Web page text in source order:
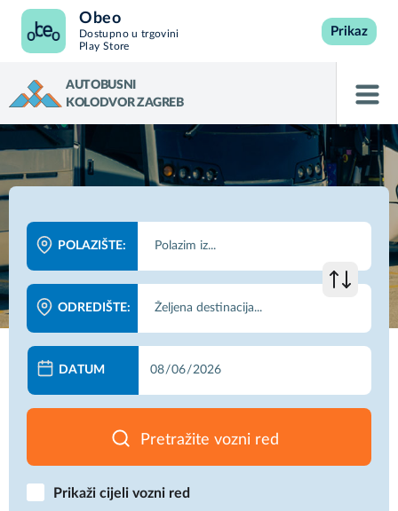
Obeo
Dostupno u trgovini
Play Store
Prikaz
AUTOBUSNI
KOLODVOR ZAGREB
POLAZIŠTE:
ODREDIŠTE:
DATUM
Pretražite vozni red
Prikaži cijeli vozni red